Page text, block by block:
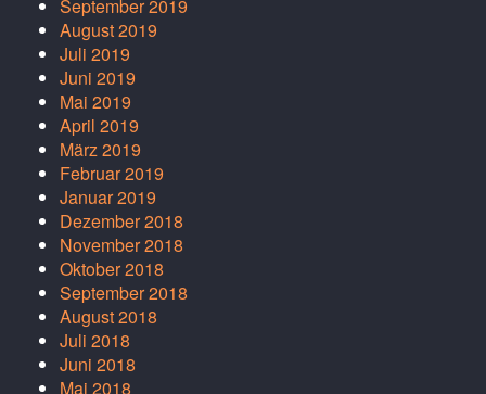
September 2019
August 2019
Juli 2019
Juni 2019
Mai 2019
April 2019
März 2019
Februar 2019
Januar 2019
Dezember 2018
November 2018
Oktober 2018
September 2018
August 2018
Juli 2018
Juni 2018
Mai 2018